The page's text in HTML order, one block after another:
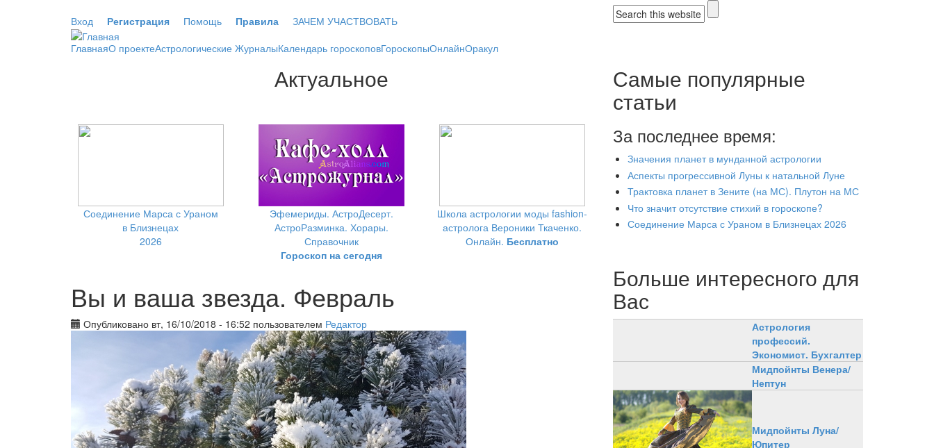
Вход
Регистрация Помощь Правила ЗАЧЕМ УЧАСТВОВАТЬ Форма поиска
ГлавнаяО проектеАстрологические ЖурналыКалендарь гороскоповГороскопыОнлайнОракул
Актуальное
Соединение Марса с Ураном
в Близнецах
2026
Эфемериды. АстроДесерт.
АстроРазминка. Хорары.
Справочник
Гороскоп на сегодня
Школа астрологии моды fashion-
астролога Вероники Ткаченко.
Онлайн. Бесплатно
Вы и ваша звезда. Февраль
Опубликовано вт, 16/10/2018 - 16:52 пользователем Редактор
Самые популярные
статьи
За последнее время:
Значения планет в мунданной астрологии
Аспекты прогрессивной Луны к натальной Луне
Трактовка планет в Зените (на МС). Плутон на МС
Что значит отсутствие стихий в гороскопе?
Соединение Марса с Ураном в Близнецах 2026
Больше интересного для
Вас
Астрология
профессий.
Экономист. Бухгалтер
Мидпойнты Венера/
Нептун
Мидпойнты Луна/
Юпитер